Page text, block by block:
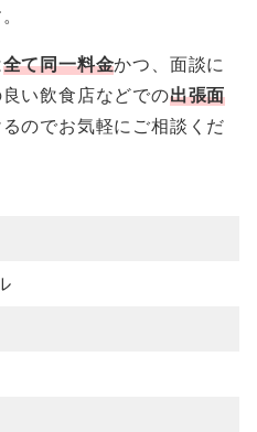
全て同一料金かつ、面談に
い飲食店などでの出張面
のでお気軽にご相談くだ